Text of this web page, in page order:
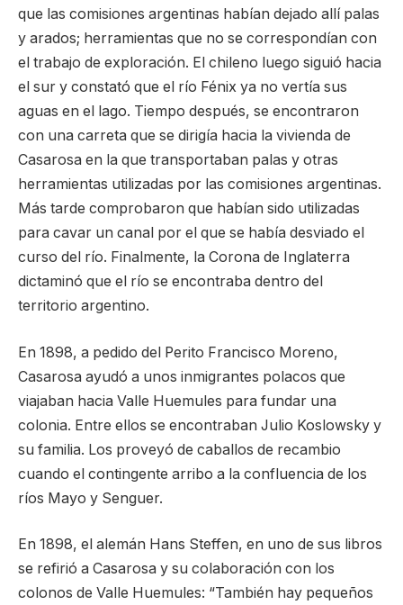
que las comisiones argentinas habían dejado allí palas
y arados; herramientas que no se correspondían con
el trabajo de exploración. El chileno luego siguió hacia
el sur y constató que el río Fénix ya no vertía sus
aguas en el lago. Tiempo después, se encontraron
con una carreta que se dirigía hacia la vivienda de
Casarosa en la que transportaban palas y otras
herramientas utilizadas por las comisiones argentinas.
Más tarde comprobaron que habían sido utilizadas
para cavar un canal por el que se había desviado el
curso del río. Finalmente, la Corona de Inglaterra
dictaminó que el río se encontraba dentro del
territorio argentino.
En 1898, a pedido del Perito Francisco Moreno,
Casarosa ayudó a unos inmigrantes polacos que
viajaban hacia Valle Huemules para fundar una
colonia. Entre ellos se encontraban Julio Koslowsky y
su familia. Los proveyó de caballos de recambio
cuando el contingente arribo a la confluencia de los
ríos Mayo y Senguer.
En 1898, el alemán Hans Steffen, en uno de sus libros
se refirió a Casarosa y su colaboración con los
colonos de Valle Huemules: “También hay pequeños